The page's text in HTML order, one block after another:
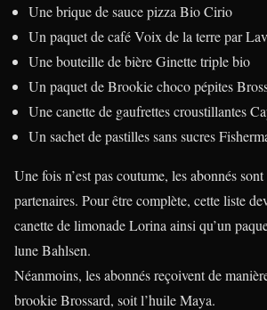
Une brique de sauce pizza Bio Cirio
Un paquet de café Voix de la terre par
Une bouteille de bière Ginette triple bio
Un paquet de Brookie choco pépites
Une canette de gaufrettes croustillantes
Un sachet de pastilles sans sucres
Une fois n’est pas coutume, les abonnés
partenaires. Pour être complète, cette liste
canette de limonade Lorina ainsi qu’un
lune Bahlsen.
Néanmoins, les abonnés reçoivent de
brookie Brossard, soit l’huile Maya.